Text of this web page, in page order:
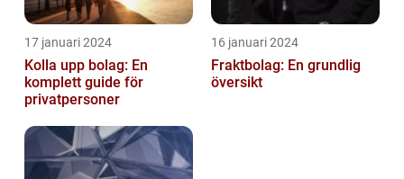
17 januari 2024
Kolla upp bolag: En
komplett guide för
privatpersoner
16 januari 2024
Fraktbolag: En grundlig
översikt